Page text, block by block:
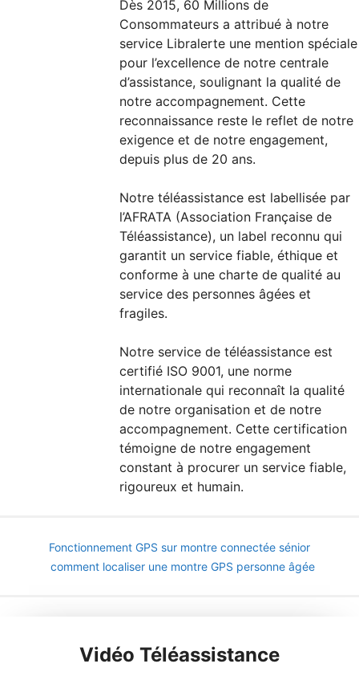
Dès 2015, 60 Millions de
Consommateurs a attribué à notre
service Libralerte une mention spéciale
pour l’excellence de notre centrale
d’assistance, soulignant la qualité de
notre accompagnement. Cette
reconnaissance reste le reflet de notre
exigence et de notre engagement,
depuis plus de 20 ans.
Notre téléassistance est labellisée par
l’AFRATA (Association Française de
Téléassistance), un label reconnu qui
garantit un service fiable, éthique et
conforme à une charte de qualité au
service des personnes âgées et
fragiles.
Notre service de téléassistance est
certifié ISO 9001, une norme
internationale qui reconnaît la qualité
de notre organisation et de notre
accompagnement. Cette certification
témoigne de notre engagement
constant à procurer un service fiable,
rigoureux et humain.
Fonctionnement GPS sur montre connectée sénior
comment localiser une montre GPS personne âgée
Vidéo Téléassistance